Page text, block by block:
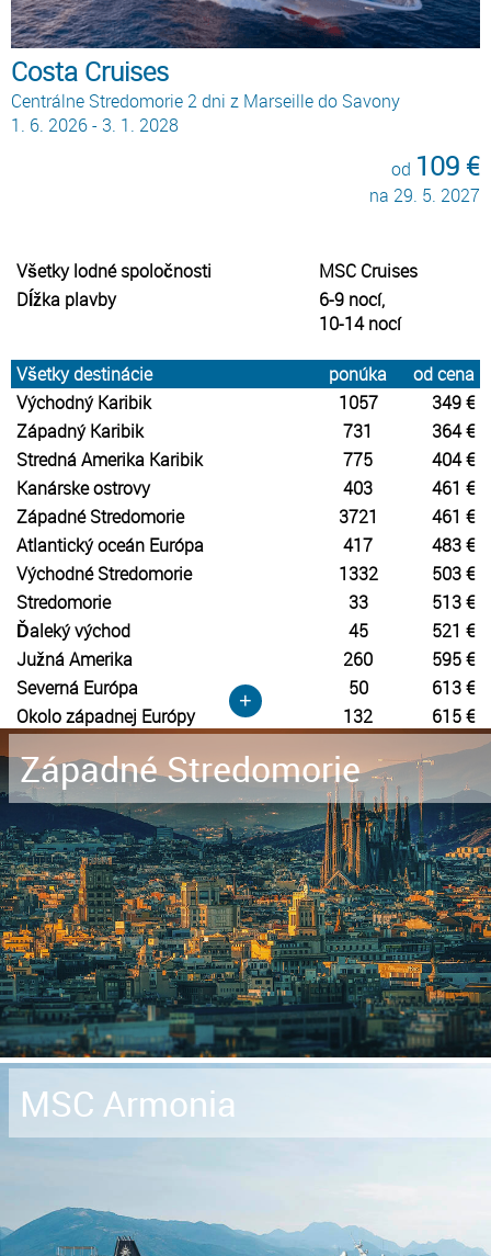
Costa Cruises
Centrálne Stredomorie 2 dni z Marseille do Savony
1. 6. 2026 - 3. 1. 2028
od 109 €
na 29. 5. 2027
Všetky lodné spoločnosti
MSC Cruises
Dĺžka plavby
6-9 nocí,
10-14 nocí
Všetky destinácie ponúka
od cena
Východný Karibik
1057
349 €
Západný Karibik
731
364 €
Stredná Amerika Karibik
775
404 €
Kanárske ostrovy
403
461 €
Západné Stredomorie
3721
461 €
Atlantický oceán Európa
417
483 €
Východné Stredomorie
1332
503 €
Stredomorie
33
513 €
Ďaleký východ
45
521 €
Južná Amerika
260
595 €
Severná Európa
50
613 €
Okolo západnej Európy
132 615 €
+
Západné Stredomorie
MSC Armonia